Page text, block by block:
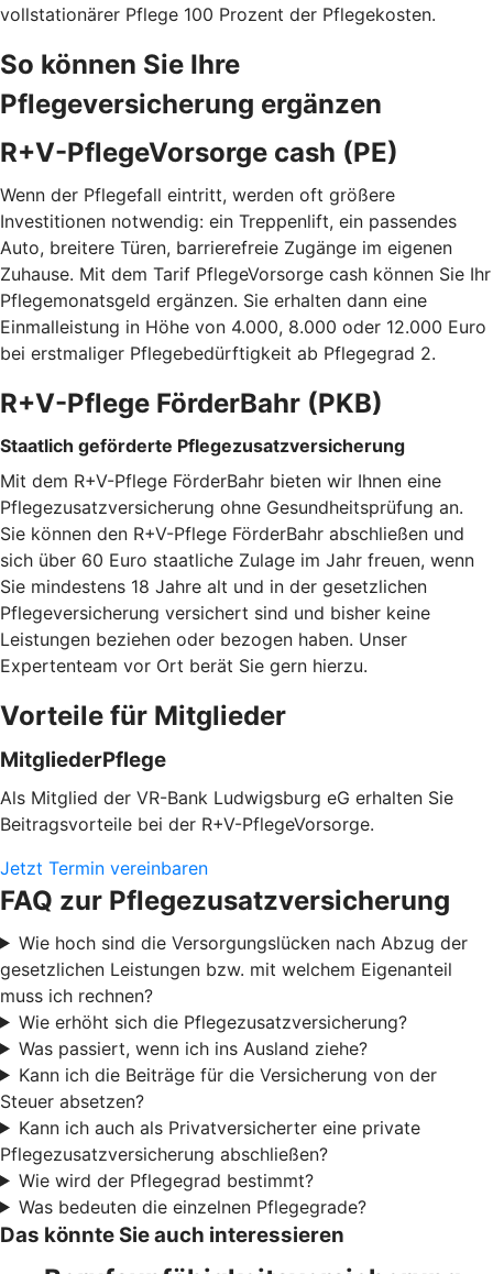
vollstationärer Pflege 100 Prozent der Pflegekosten.
So können Sie Ihre
Pflegeversicherung ergänzen
R+V-PflegeVorsorge cash (PE)
Wenn der Pflegefall eintritt, werden oft größere
Investitionen notwendig: ein Treppenlift, ein passendes
Auto, breitere Türen, barrierefreie Zugänge im eigenen
Zuhause. Mit dem Tarif PflegeVorsorge cash können Sie Ihr
Pflegemonatsgeld ergänzen. Sie erhalten dann eine
Einmalleistung in Höhe von 4.000, 8.000 oder 12.000 Euro
bei erstmaliger Pflegebedürftigkeit ab Pflegegrad 2.
R+V-Pflege FörderBahr (PKB)
Staatlich geförderte Pflegezusatzversicherung
Mit dem R+V-Pflege FörderBahr bieten wir Ihnen eine
Pflegezusatzversicherung ohne Gesundheitsprüfung an.
Sie können den R+V-Pflege FörderBahr abschließen und
sich über 60 Euro staatliche Zulage im Jahr freuen, wenn
Sie mindestens 18 Jahre alt und in der gesetzlichen
Pflegeversicherung versichert sind und bisher keine
Leistungen beziehen oder bezogen haben. Unser
Expertenteam vor Ort berät Sie gern hierzu.
Vorteile für Mitglieder
MitgliederPflege
Als Mitglied der VR-Bank Ludwigsburg eG erhalten Sie
Beitragsvorteile bei der R+V-PflegeVorsorge.
Jetzt Termin vereinbaren
FAQ zur Pflegezusatzversicherung
Wie hoch sind die Versorgungslücken nach Abzug der
gesetzlichen Leistungen bzw. mit welchem Eigenanteil
muss ich rechnen?
Wie erhöht sich die Pflegezusatzversicherung?
Was passiert, wenn ich ins Ausland ziehe?
Kann ich die Beiträge für die Versicherung von der
Steuer absetzen?
Kann ich auch als Privatversicherter eine private
Pflegezusatzversicherung abschließen?
Wie wird der Pflegegrad bestimmt?
Was bedeuten die einzelnen Pflegegrade?
Das könnte Sie auch interessieren